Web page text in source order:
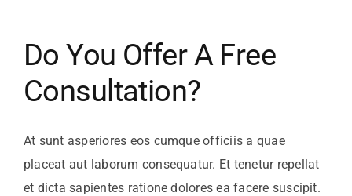
PROYECTOS
CONTACTO
Do You Offer A Free
Consultation?
At sunt asperiores eos cumque officiis a quae
placeat aut laborum consequatur. Et tenetur repellat
et dicta sapientes ratione dolores ea facere suscipit.